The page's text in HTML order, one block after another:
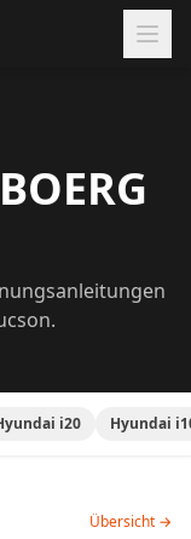
i20 Hyundai
Übersicht →